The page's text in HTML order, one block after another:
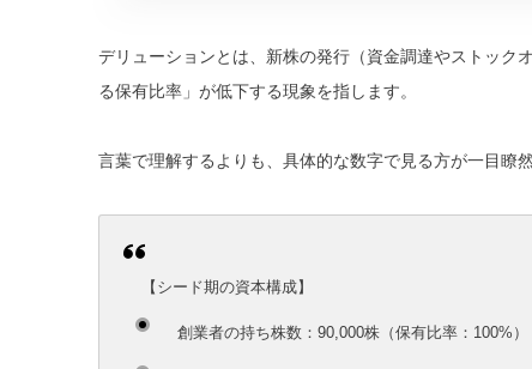
デリューションとは、新株の発行（資金調達やストック
る保有比率」が低下する現象を指します。
言葉で理解するよりも、具体的な数字で見る方が一目瞭然
【シード期の資本構成】
創業者の持ち株数：90,000株（保有比率： 100% ）